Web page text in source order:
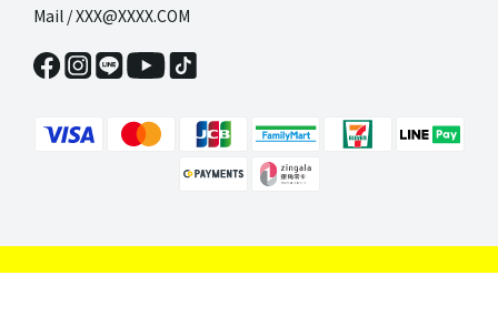
Mail / XXX@XXXX.COM